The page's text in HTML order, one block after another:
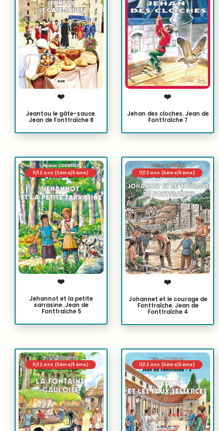
❤️
Jeantou le gâte-sauce.
Jean de Fontfraîche 8
❤️
Jehan des cloches. Jean de
Fontfraîche 7
11/12 ans (6ème/5ème)
❤️
Jehannot et la petite
sarrasine. Jean de
Fontfraîche 5
11/12 ans (6ème/5ème)
❤️
Johannet et le courage de
Fontfraîche. Jean de
Fontfraîche 4
11/12 ans (6ème/5ème) 11/12 ans (6ème/5ème)